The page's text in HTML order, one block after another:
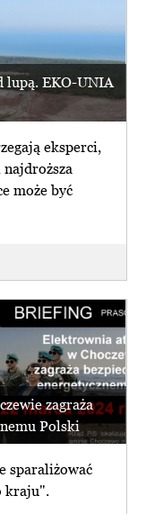
lupą. EKO-UNIA
eksperci,
może być
zagraża
Polski
sparaliżować
kraju".